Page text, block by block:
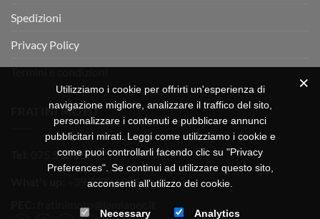
Spedizioni
Privacy Policy
Termini e condizioni
FRATINI MOTO
075 518 1504
+39 3334656649
Utilizziamo i cookie per offrirti un'esperienza di
navigazione migliore, analizzare il traffico del sito,
personalizzare i contenuti e pubblicare annunci
pubblicitari mirati. Leggi come utilizziamo i cookie e
come puoi controllarli facendo clic su "Privacy
Preferences". Se continui ad utilizzare questo sito,
acconsenti all'utilizzo dei cookie.
Necessary Analytics